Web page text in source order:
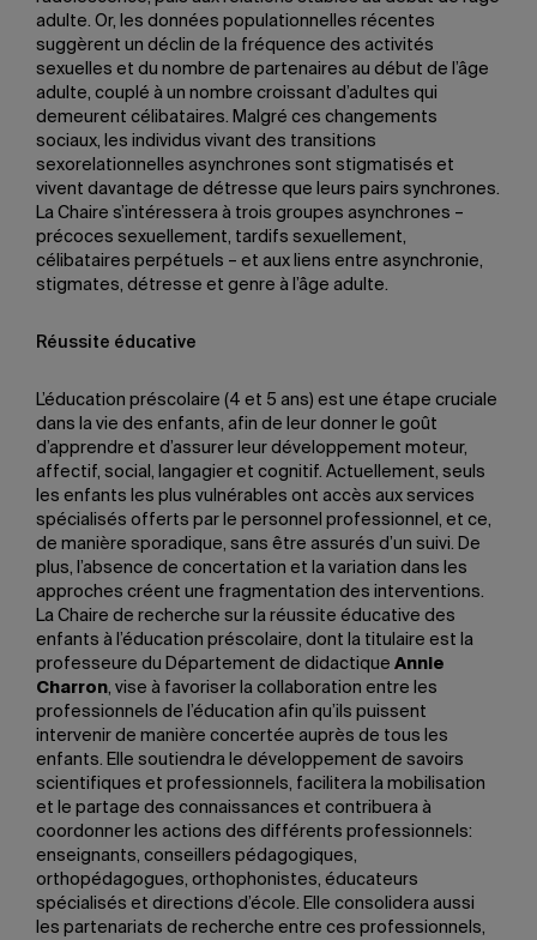
adulte. Or, les données populationnelles récentes
suggèrent un déclin de la fréquence des activités
sexuelles et du nombre de partenaires au début de l’âge
adulte, couplé à un nombre croissant d’adultes qui
demeurent célibataires. Malgré ces changements
sociaux, les individus vivant des transitions
sexorelationnelles asynchrones sont stigmatisés et
vivent davantage de détresse que leurs pairs synchrones.
La Chaire s’intéressera à trois groupes asynchrones –
précoces sexuellement, tardifs sexuellement,
célibataires perpétuels – et aux liens entre asynchronie,
stigmates, détresse et genre à l’âge adulte.
Réussite éducative
L’éducation préscolaire (4 et 5 ans) est une étape cruciale
dans la vie des enfants, afin de leur donner le goût
d’apprendre et d’assurer leur développement moteur,
affectif, social, langagier et cognitif. Actuellement, seuls
les enfants les plus vulnérables ont accès aux services
spécialisés offerts par le personnel professionnel, et ce,
de manière sporadique, sans être assurés d’un suivi. De
plus, l’absence de concertation et la variation dans les
approches créent une fragmentation des interventions.
La Chaire de recherche sur la réussite éducative des
enfants à l’éducation préscolaire, dont la titulaire est la
professeure du Département de didactique Annie
Charron, vise à favoriser la collaboration entre les
professionnels de l’éducation afin qu’ils puissent
intervenir de manière concertée auprès de tous les
enfants. Elle soutiendra le développement de savoirs
scientifiques et professionnels, facilitera la mobilisation
et le partage des connaissances et contribuera à
coordonner les actions des différents professionnels:
enseignants, conseillers pédagogiques,
orthopédagogues, orthophonistes, éducateurs
spécialisés et directions d’école. Elle consolidera aussi
les partenariats de recherche entre ces professionnels,